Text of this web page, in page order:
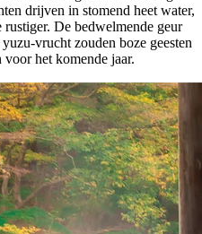
drijven in stomend heet water,
rustiger. De bedwelmende geur
vrucht zouden boze geesten
het komende jaar.